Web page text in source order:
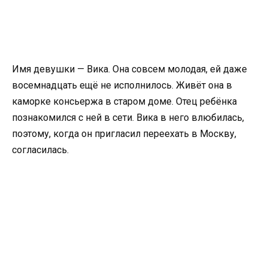
Имя девушки — Вика. Она совсем молодая, ей даже
восемнадцать ещё не исполнилось. Живёт она в
каморке консьержа в старом доме. Отец ребёнка
познакомился с ней в сети. Вика в него влюбилась,
поэтому, когда он пригласил переехать в Москву,
согласилась.